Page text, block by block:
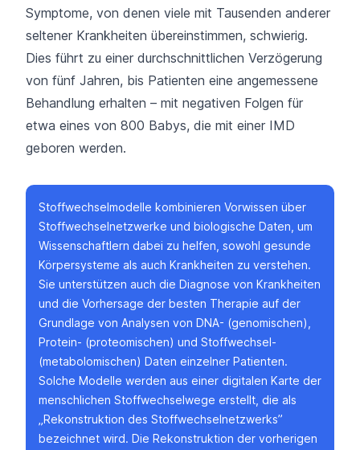
Symptome, von denen viele mit Tausenden anderer
seltener Krankheiten übereinstimmen, schwierig.
Dies führt zu einer durchschnittlichen Verzögerung
von fünf Jahren, bis Patienten eine angemessene
Behandlung erhalten – mit negativen Folgen für
etwa eines von 800 Babys, die mit einer IMD
geboren werden.
Stoffwechselmodelle kombinieren Vorwissen über
Stoffwechselnetzwerke und biologische Daten, um
Wissenschaftlern dabei zu helfen, sowohl gesunde
Körpersysteme als auch Krankheiten zu verstehen.
Sie unterstützen auch die Diagnose von Krankheiten
und die Vorhersage der besten Therapie auf der
Grundlage von Analysen von DNA- (genomischen),
Protein- (proteomischen) und Stoffwechsel-
(metabolomischen) Daten einzelner Patienten.
Solche Modelle werden aus einer digitalen Karte der
menschlichen Stoffwechselwege erstellt, die als
„Rekonstruktion des Stoffwechselnetzwerks”
bezeichnet wird. Die Rekonstruktion der vorherigen